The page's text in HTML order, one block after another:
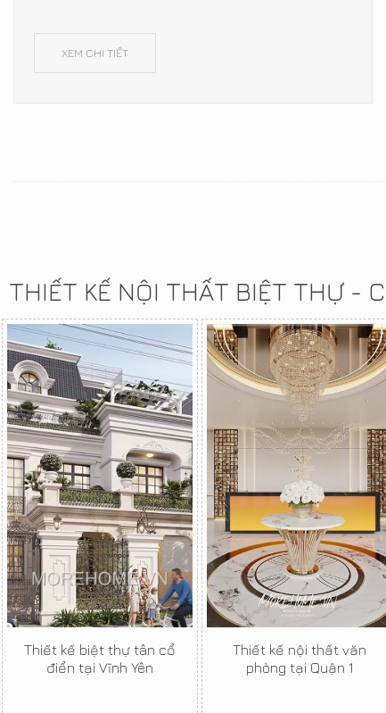
XEM CHI TIẾT
THIẾT KẾ NỘI THẤT BIỆT THỰ -
Thiết kế biệt thự tân cổ
điển tại Vĩnh Yên
Thiết kế nội thất văn
phòng tại Quận 1